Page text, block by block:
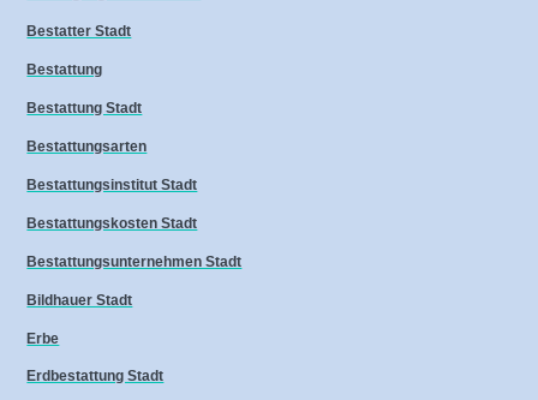
Bestatter Stadt
Bestattung
Bestattung Stadt
Bestattungsarten
Bestattungsinstitut Stadt
Bestattungskosten Stadt
Bestattungsunternehmen Stadt
Bildhauer Stadt
Erbe
Erdbestattung Stadt